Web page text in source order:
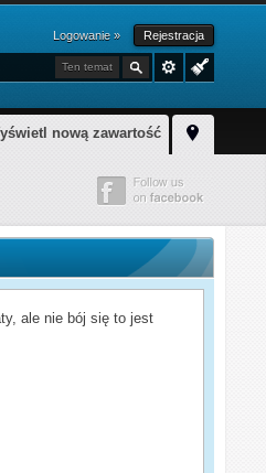
Logowanie » Rejestracja
Ten temat
nową zawartość
ale nie bój się to jest